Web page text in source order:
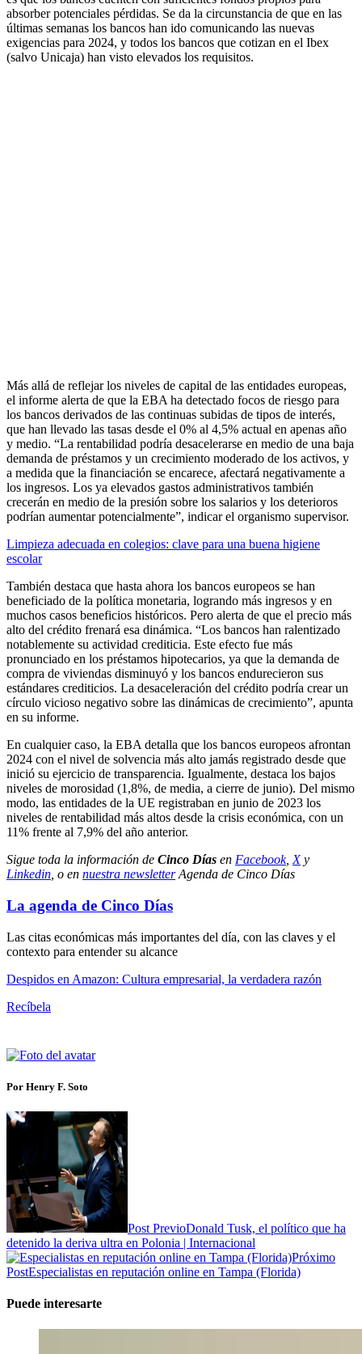
absorber potenciales pérdidas. Se da la circunstancia de que en las
últimas semanas los bancos han ido comunicando las nuevas
exigencias para 2024, y todos los bancos que cotizan en el Ibex
(salvo Unicaja) han visto elevados los requisitos.
Más allá de reflejar los niveles de capital de las entidades europeas,
el informe alerta de que la EBA ha detectado focos de riesgo para
los bancos derivados de las continuas subidas de tipos de interés,
que han llevado las tasas desde el 0% al 4,5% actual en apenas año
y medio. “La rentabilidad podría desacelerarse en medio de una baja
demanda de préstamos y un crecimiento moderado de los activos, y
a medida que la financiación se encarece, afectará negativamente a
los ingresos. Los ya elevados gastos administrativos también
crecerán en medio de la presión sobre los salarios y los deterioros
podrían aumentar potencialmente”, indicar el organismo supervisor.
Limpieza adecuada en colegios: clave para una buena higiene
escolar
También destaca que hasta ahora los bancos europeos se han
beneficiado de la política monetaria, logrando más ingresos y en
muchos casos beneficios históricos. Pero alerta de que el precio más
alto del crédito frenará esa dinámica. “Los bancos han ralentizado
notablemente su actividad crediticia. Este efecto fue más
pronunciado en los préstamos hipotecarios, ya que la demanda de
compra de viviendas disminuyó y los bancos endurecieron sus
estándares crediticios. La desaceleración del crédito podría crear un
círculo vicioso negativo sobre las dinámicas de crecimiento”, apunta
en su informe.
En cualquier caso, la EBA detalla que los bancos europeos afrontan
2024 con el nivel de solvencia más alto jamás registrado desde que
inició su ejercicio de transparencia. Igualmente, destaca los bajos
niveles de morosidad (1,8%, de media, a cierre de junio). Del mismo
modo, las entidades de la UE registraban en junio de 2023 los
niveles de rentabilidad más altos desde la crisis económica, con un
11% frente al 7,9% del año anterior.
Sigue toda la información de Cinco Días en Facebook, Xy
Linkedin , o en nuestra newsletterAgenda de Cinco Días
La agenda de Cinco Días
Las citas económicas más importantes del día, con las claves y el
contexto para entender su alcance
Despidos en Amazon: Cultura empresarial, la verdadera razón
Recíbela
Por Henry F. Soto
Post PrevioDonald Tusk, el político que ha
detenido la deriva ultra en Polonia | Internacional
Próximo
PostEspecialistas en reputación online en Tampa (Florida)
Puede interesarte